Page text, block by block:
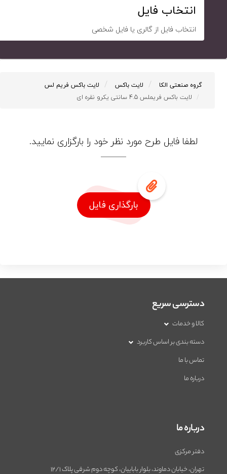
انتخاب فایل
انتخاب فایل از گالری یا فایل شخصی
گروه صنعتی الکا لایت باکس
لایت باکس فریم لس
لایت باکس فریملس 4.5 سانتی یکرو نقره ای
لطفا فایل طرح مورد نظر خود را بارگزاری نمایید.
بارگذاری فایل
دسترسی سریع
کالا و خدمات
دسته بندی بر اساس کاربرد
تماس با ما
درباره ما
درباره ما
دفتر مرکزی
تهران، خیابان دماوند، بلوار باباییان، کوچه دوم شرقی پلاک 12/1